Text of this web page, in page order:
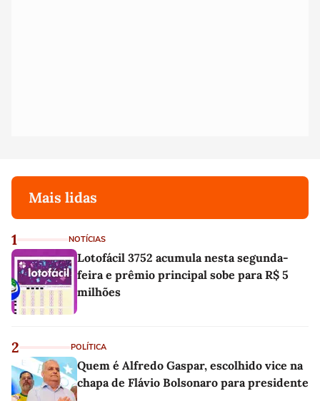
Mais lidas
1 NOTÍCIAS
Lotofácil 3752 acumula nesta segunda-
feira e prêmio principal sobe para R$ 5
milhões
2 POLÍTICA
Quem é Alfredo Gaspar, escolhido vice na
chapa de Flávio Bolsonaro para presidente